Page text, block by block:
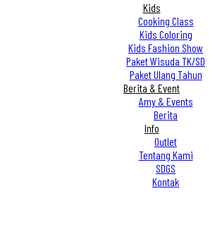
Kids
Cooking Class
Kids Coloring
Kids Fashion Show
Paket Wisuda TK/SD
Paket Ulang Tahun
Berita & Event
Amy & Events
Berita
Info
Outlet
Tentang Kami
SDGS
Kontak